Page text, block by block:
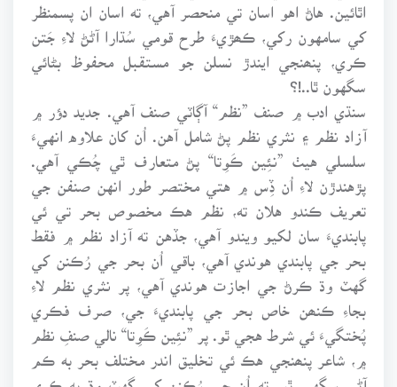
اٿائين. هاڻ اهو اسان تي منحصر آهي، ته اسان ان پسمنظر
کي سامهون رکي، ڪھڙيءَ طرح قومي سُڌارا آڻڻ لاءِ جَتن
ڪري، پنھنجي ايندڙ نسلن جو مستقبل محفوظ بڻائي
سگهون ٿا..!؟
سنڌي ادب ۾ صنف ”نظم“ آڳاٽي صنف آهي. جديد دؤر ۾
آزاد نظم ۽ نثري نظم پڻ شامل آهن. اُن کان علاوه انهيءَ
سلسلي هيٺ ”نئِين ڪَوِتا“ پڻ متعارف ٿي چُڪي آهي.
پڙهندڙن لاءِ اُن ڏِس ۾ هتي مختصر طور انهن صنفن جي
تعريف ڪندو هلان ته، نظم هڪ مخصوص بحر تي ئي
پابنديءَ سان لکيو ويندو آهي، جڏهن ته آزاد نظم ۾ فقط
بحر جي پابندي هوندي آهي، باقي اُن بحر جي رُڪنن کي
گهٽ وڌ ڪرڻ جي اجازت هوندي آهي، پر نثري نظم لاءِ
بجاءِ ڪنھن خاص بحر جي پابنديءَ جي، صرف فڪري
پُختگيءَ ئي شرط هجي ٿو. پر ”نئِين ڪَوِتا“ نالي صنفِ نظم
۾، شاعر پنھنجي هڪ ئي تخليق اندر مختلف بحر به ڪم
آڻي سگهي ٿو، ته اُن جي رُڪنن کي گهٽ وڌ به ڪري